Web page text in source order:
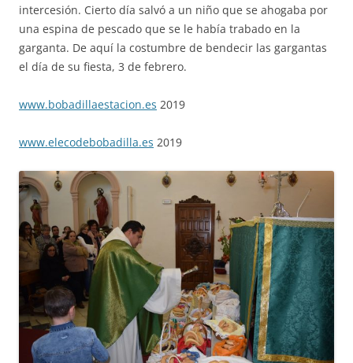
intercesión. Cierto día salvó a un niño que se ahogaba por
una espina de pescado que se le había trabado en la
garganta. De aquí la costumbre de bendecir las gargantas
el día de su fiesta, 3 de febrero.
www.bobadillaestacion.es 2019
www.elecodebobadilla.es 2019